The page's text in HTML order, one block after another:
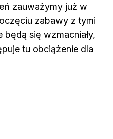
zauważymy już w
zabawy z tymi
będą się wzmacniały,
tu obciążenie dla